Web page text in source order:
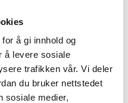
å gi innhold og
å levere sosiale
trafikken vår. Vi deler
du bruker nettstedet
sosiale medier,
erfaringane sine
Foto: Øystein